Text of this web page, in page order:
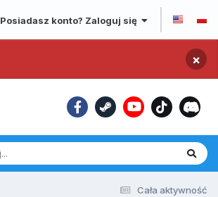
Posiadasz konto? Zaloguj się
×
Cała aktywność